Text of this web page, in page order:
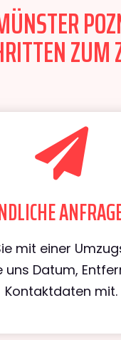
ZUM
mit einer
uns Datum,
Kontaktdaten mit.